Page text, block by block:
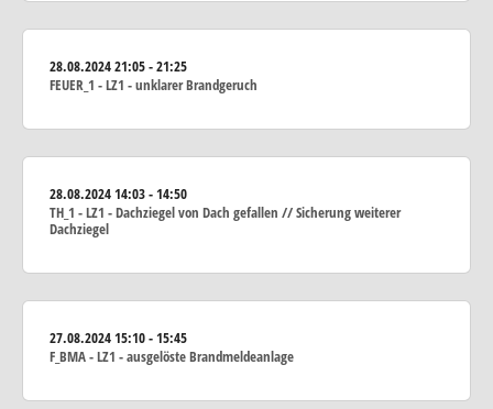
28.08.202421:05 - 21:25
FEUER_1 - LZ1 - unklarer Brandgeruch
28.08.202414:03 - 14:50
TH_1 - LZ1 - Dachziegel von Dach gefallen // Sicherung weiterer
Dachziegel
27.08.202415:10 - 15:45
F_BMA - LZ1 - ausgelöste Brandmeldeanlage